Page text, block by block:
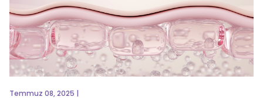
Temmuz 08, 2025 |